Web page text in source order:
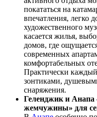
покататься на
впечатления, легко
художественного
касается жилья,
домов, где
современных
комфортабельных
Практически
зонтиками,
снаряжения.
Геленджик и Анапа
жемчужины» для